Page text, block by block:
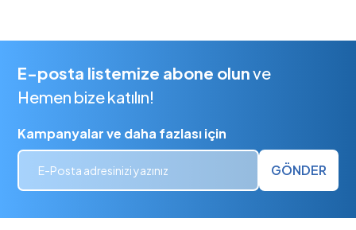
E-posta listemize abone olunve
Hemen bize katılın!
Kampanyalar ve daha fazlası için
GÖNDER